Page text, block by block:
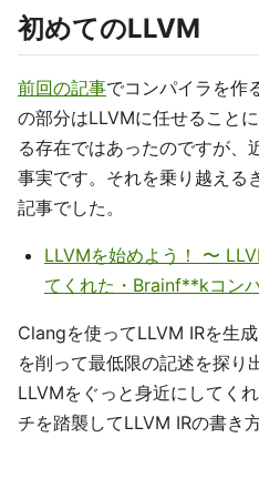
初めてのLLVM
前回の記事でコンパイラを作
の部分はLLVMに任せること
る存在ではあったのですが、
事実です。それを乗り越える
記事でした。
LLVMを始めよう！ 〜
てくれた・Brainf**kコン
Clangを使ってLLVM IRを生
を削って最低限の記述を探り
LLVMをぐっと身近にしてく
チを踏襲してLLVM IRの書き